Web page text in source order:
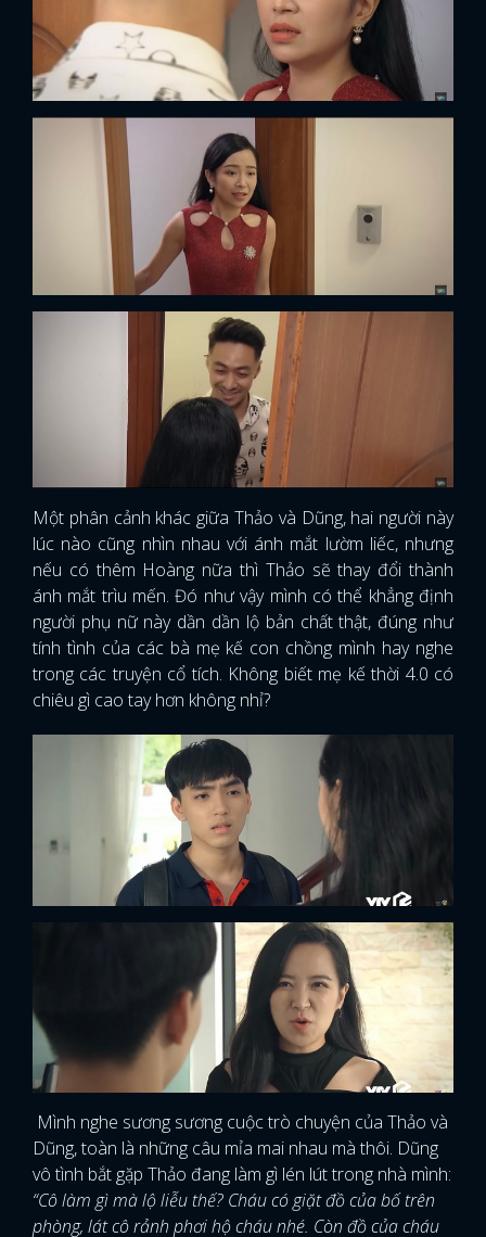
Một phân cảnh khác giữa Thảo và Dũng, hai người này
lúc nào cũng nhìn nhau với ánh mắt lườm liếc, nhưng
nếu có thêm Hoàng nữa thì Thảo sẽ thay đổi thành
ánh mắt trìu mến. Đó như vậy mình có thể khẳng định
người phụ nữ này dần dần lộ bản chất thật, đúng như
tính tình của các bà mẹ kế con chồng mình hay nghe
trong các truyện cổ tích. Không biết mẹ kế thời 4.0 có
chiêu gì cao tay hơn không nhỉ?
Mình nghe sương sương cuộc trò chuyện của Thảo và
Dũng, toàn là những câu mỉa mai nhau mà thôi. Dũng
vô tình bắt gặp Thảo đang làm gì lén lút trong nhà mình:
“Cô làm gì mà lộ liễu thế? Cháu có giặt đồ của bố trên
phòng, lát cô rảnh phơi hộ cháu nhé. Còn đồ của cháu